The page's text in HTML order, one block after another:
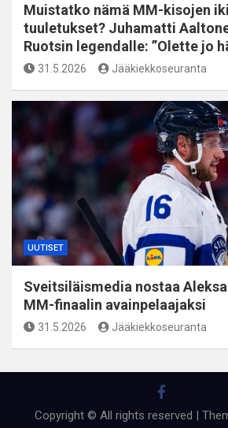
Muistatko nämä MM-kisojen
tuuletukset? Juhamatti
Ruotsin legendalle: ”Olette jo
31.5.2026 Jääkiekkoseuranta
UUTISET
Sveitsiläismedia nostaa
MM-finaalin avainpelaajaksi
31.5.2026 Jääkiekkoseuranta
Copyright © All rights reserved |